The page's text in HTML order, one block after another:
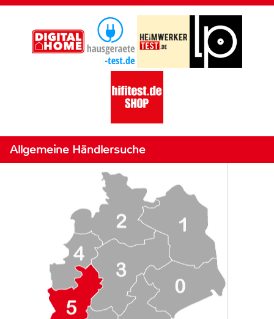
Allgemeine Händlersuche